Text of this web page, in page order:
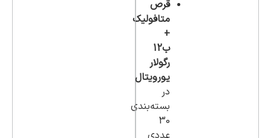
قرص
متافولیک
+
ب12
رگولار
یورویتال
در
بسته‌بندی
30